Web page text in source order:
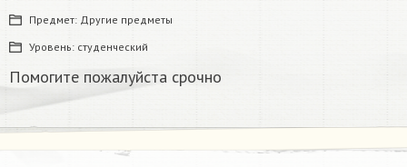
Предмет: Другие предметы
Уровень: студенческий
Помогите пожалуйста срочно